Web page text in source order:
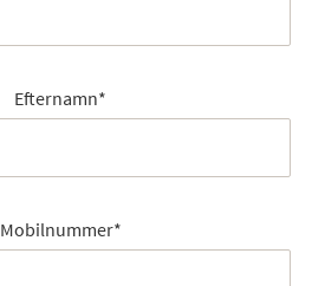
Efternamn*
Mobilnummer*